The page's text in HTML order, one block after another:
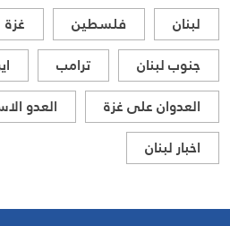
لبنان فلسطين غزة
جنوب لبنان
ترامب
العدوان على غزة
العدو
اخبار لبنان